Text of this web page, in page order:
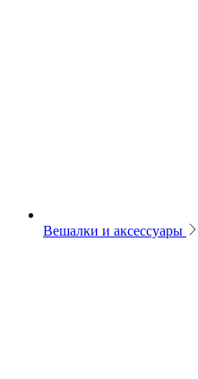
Вешалки и аксессуары